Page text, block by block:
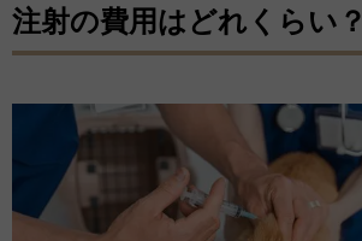
注射の費用はどれくらい？